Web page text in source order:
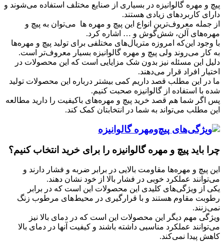
پیچ‌ و مهره گالوانیزه در بسیاری از صنایع مختلف استفاده می‌شوند و
دارای کاربردهای زیادی هستند.
از جمله معروف‌ترین انواع این پیچ‌ و مهره ها می‌توان به پیچ‌ و
مهره‌های آلن، شش‌گوش و … اشاره کرد.
با وجود این‌که امروزه متریال‌های مختلفی برای تولید پیچ‌ و مهره‌ها
به کار می‌روند ولی پیچ‌ و مهره گالوانیزه بسیار معروف‌تر است.
دلیل این مسئله نیز بدون شک مزایایی است که این محصولات در
اختیار افراد قرار می‌‌دهند.
ما در این مطلب قصد داریم کمی بیشتر درباره این محصولات تولید
شده با استفاده از گالوانیزه صحبت کنیم.
پس اگر شما هم قصد خرید پیچ‌ و مهره‌های باکیفیت را دارید مطالعه
این مطلب می‌تواند به شما در انتخابتان کمک کند.
چرا باید پیچ‌ و مهره گالوانیزه را برای خرید انتخاب کنیم؟
این پیچ‌ و مهره‌ها مقاومت بالایی در برابر ضربه و فشار دارند و
می‌توانند عملکرد خوبی در فشار بالا از خود نشان دهند.
یکی از ویژگی‌های کلیدی این محصولات این است که در برابر
رطوبت مقاوم هستند و با قرارگیری در محیط‌های مرطوب زنگ
نمی‌زنند.
ویژگی مهم دیگر این محصولات این است که در دمای بالا نیز
می‌توانند عملکرد مناسبی داشته باشند و کیفیت آنها در دمای بالا
کاهش پیدا نمی‌کند.